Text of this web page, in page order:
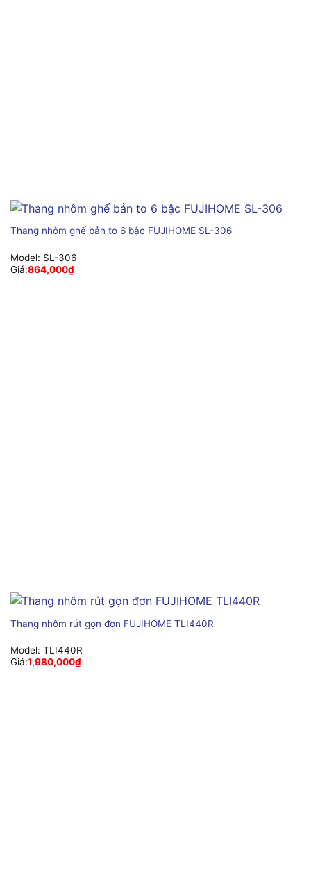
Thang nhôm ghế bản to 6 bậc FUJIHOME SL-306
Model: SL-306
Giá:864,000₫
Thang nhôm rút gọn đơn FUJIHOME TLI440R
Model: TLI440R
Giá:1,980,000₫